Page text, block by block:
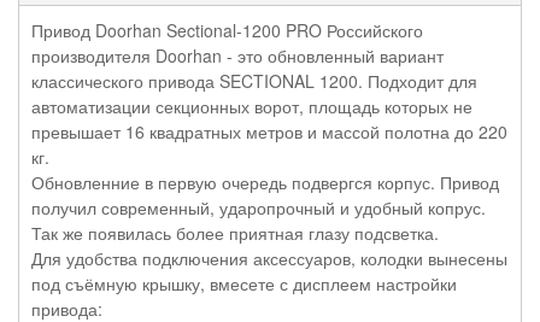
Привод Doorhan Sectional-1200 PRO Российского
производителя Doorhan - это обновленный вариант
классического привода SECTIONAL 1200. Подходит для
автоматизации секционных ворот, площадь которых не
превышает 16 квадратных метров и массой полотна до 220
кг.
Обновленние в первую очередь подвергся корпус. Привод
получил современный, ударопрочный и удобный копрус.
Так же появилась более приятная глазу подсветка.
Для удобства подключения аксессуаров, колодки вынесены
под съёмную крышку, вмесете с дисплеем настройки
привода: